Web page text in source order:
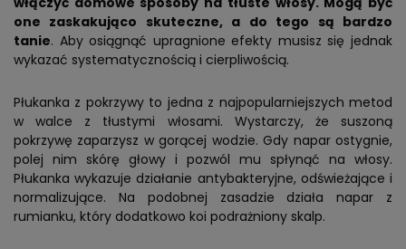
one zaskakująco skuteczne, a do tego są bardzo
tanie. Aby osiągnąć upragnione efekty musisz się jednak
wykazać systematycznością i cierpliwością.
Płukanka z pokrzywy to jedna z najpopularniejszych metod
w walce z tłustymi włosami. Wystarczy, że suszoną
pokrzywę zaparzysz w gorącej wodzie. Gdy napar ostygnie,
polej nim skórę głowy i pozwól mu spłynąć na włosy.
Płukanka wykazuje działanie antybakteryjne, odświeżające i
normalizujące. Na podobnej zasadzie działa napar z
rumianku, który dodatkowo koi podrażniony skalp.